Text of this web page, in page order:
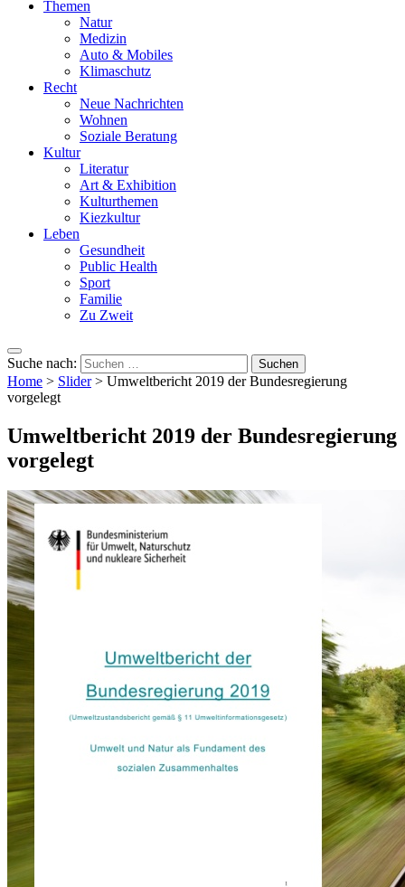
Themen
Natur
Medizin
Auto & Mobiles
Klimaschutz
Recht
Neue Nachrichten
Wohnen
Soziale Beratung
Kultur
Literatur
Art & Exhibition
Kulturthemen
Kiezkultur
Leben
Gesundheit
Public Health
Sport
Familie
Zu Zweit
Suche nach:
Home > Slider> Umweltbericht 2019 der Bundesregierung
vorgelegt
Umweltbericht 2019 der Bundesregierung
vorgelegt